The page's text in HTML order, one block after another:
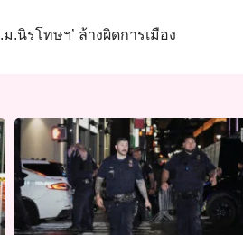
ม.นิรโทษฯ’ ล้างผิดการเมือง